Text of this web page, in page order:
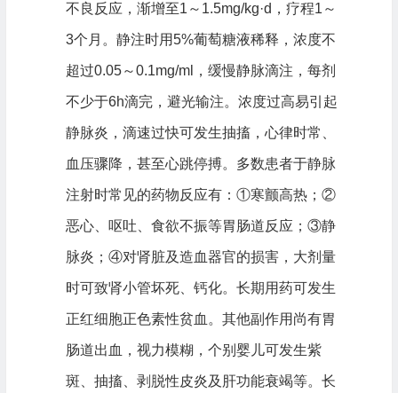
不良反应，渐增至1～1.5mg/kg·d，疗程1～
3个月。静注时用5%葡萄糖液稀释，浓度不
超过0.05～0.1mg/ml，缓慢静脉滴注，每剂
不少于6h滴完，避光输注。浓度过高易引起
静脉炎，滴速过快可发生抽搐，心律时常、
血压骤降，甚至心跳停搏。多数患者于静脉
注射时常见的药物反应有：①寒颤高热；②
恶心、呕吐、食欲不振等胃肠道反应；③静
脉炎；④对肾脏及造血器官的损害，大剂量
时可致肾小管坏死、钙化。长期用药可发生
正红细胞正色素性贫血。其他副作用尚有胃
肠道出血，视力模糊，个别婴儿可发生紫
斑、抽搐、剥脱性皮炎及肝功能衰竭等。长